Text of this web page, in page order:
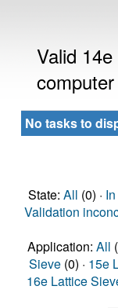
Valid
No tasks to
State: All (0) ·
Validation
Application: All
Sieve (0) · 15e
16e Lattice